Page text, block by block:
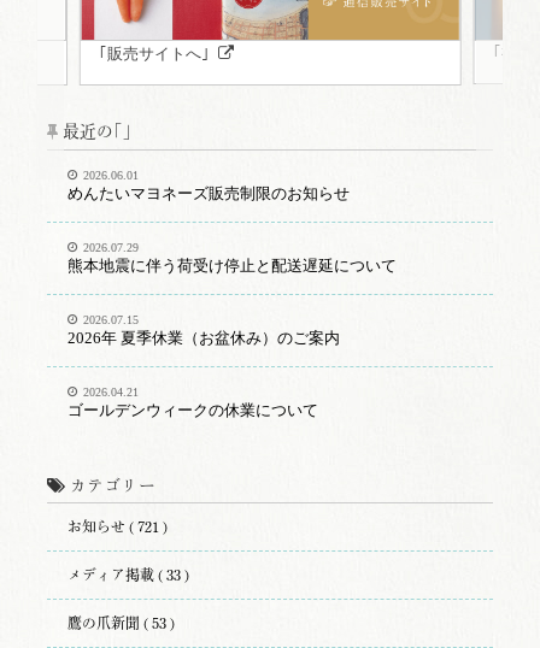
｢販売サイトへ｣ ｢福岡
最近の｢｣
2026.06.01
めんたいマヨネーズ販売制限のお知らせ
2026.07.29
熊本地震に伴う荷受け停止と配送遅延について
2026.07.15
2026年 夏季休業（お盆休み）のご案内
2026.04.21
ゴールデンウィークの休業について
カテゴリー
お知らせ ( 721 )
メディア掲載 ( 33 )
鷹の爪新聞 ( 53 )